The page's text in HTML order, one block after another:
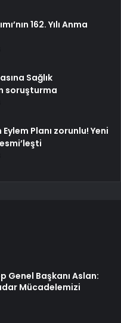
162. Yılı Anma
Sağlık
soruşturma
Planı zorunlu! Yeni
Genel Başkanı Aslan:
Mücadelemizi